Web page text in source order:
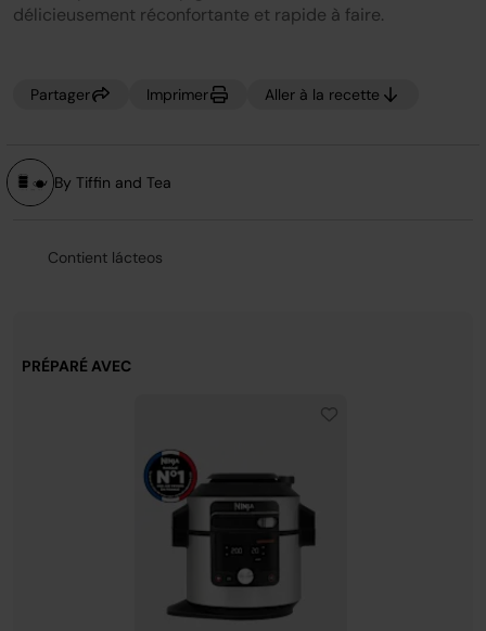
Lien
page.
délicieusement réconfortante et rapide à faire.
Partager Imprimer Aller à la recette
By Tiffin and Tea
Contient lácteos
PRÉPARÉ AVEC